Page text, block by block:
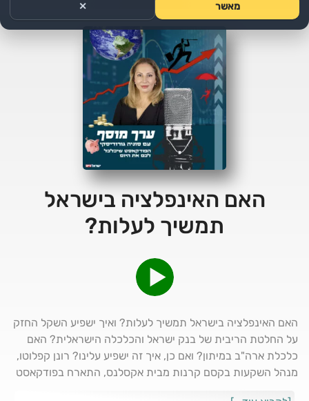
האם האינפלציה בישראל
תמשיך לעלות?
האם האינפלציה בישראל תמשיך לעלות? ואיך ישפיע השקל החזק
על החלטת הריבית של בנק ישראל והכלכלה הישראלית? האם
כלכלת ארה"ב במיתון? ואם כן, איך זה ישפיע עלינו? רונן קפלוטו,
מנהל השקעות בקסם קרנות מבית אקסלנס, התארח בפודקאסט
מאשר ✕